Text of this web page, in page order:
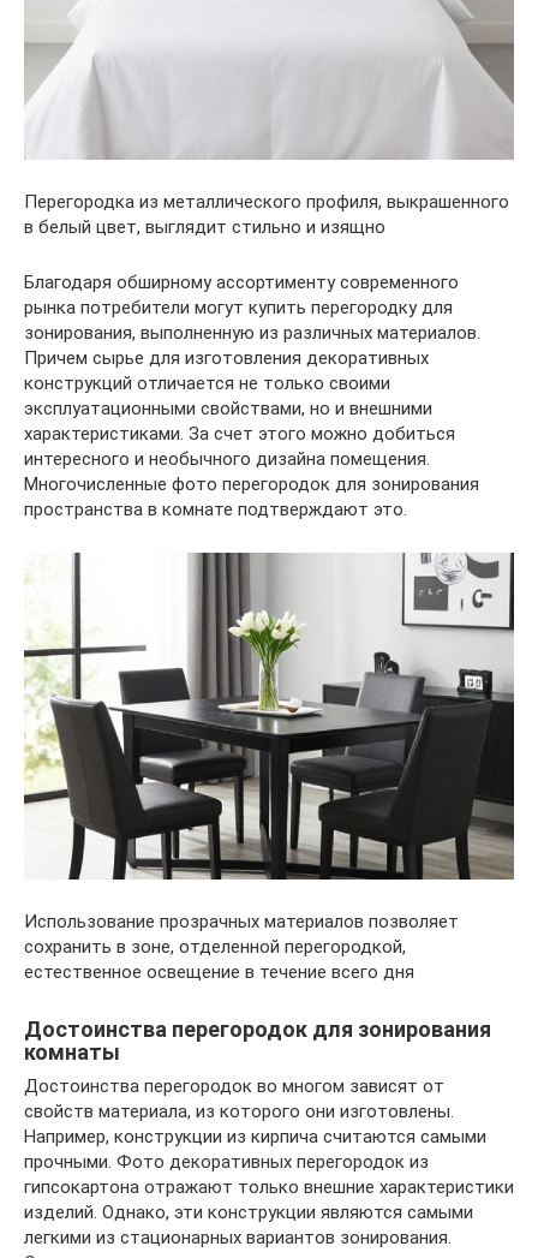
Перегородка из металлического профиля, выкрашенного
в белый цвет, выглядит стильно и изящно
Благодаря обширному ассортименту современного
рынка потребители могут купить перегородку для
зонирования, выполненную из различных материалов.
Причем сырье для изготовления декоративных
конструкций отличается не только своими
эксплуатационными свойствами, но и внешними
характеристиками. За счет этого можно добиться
интересного и необычного дизайна помещения.
Многочисленные фото перегородок для зонирования
пространства в комнате подтверждают это.
Использование прозрачных материалов позволяет
сохранить в зоне, отделенной перегородкой,
естественное освещение в течение всего дня
Достоинства перегородок для зонирования
комнаты
Достоинства перегородок во многом зависят от
свойств материала, из которого они изготовлены.
Например, конструкции из кирпича считаются самыми
прочными. Фото декоративных перегородок из
гипсокартона отражают только внешние характеристики
изделий. Однако, эти конструкции являются самыми
легкими из стационарных вариантов зонирования.